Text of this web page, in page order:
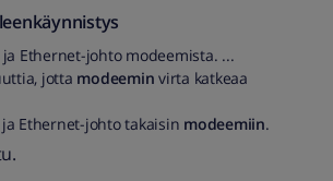
Ethernet-johto modeemista. ...
jotta modeemin virta katkeaa
Ethernet-johto takaisin modeemiin.